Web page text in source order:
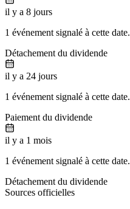
il y a 8 jours
1 événement signalé à cette date.
Détachement du dividende
il y a 24 jours
1 événement signalé à cette date.
Paiement du dividende
il y a 1 mois
1 événement signalé à cette date.
Détachement du dividende
Sources officielles